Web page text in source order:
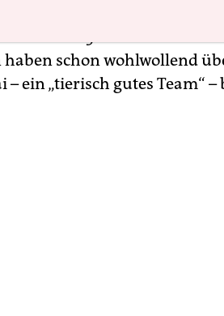
schon wohlwollend
ein „tierisch gutes Team“ –